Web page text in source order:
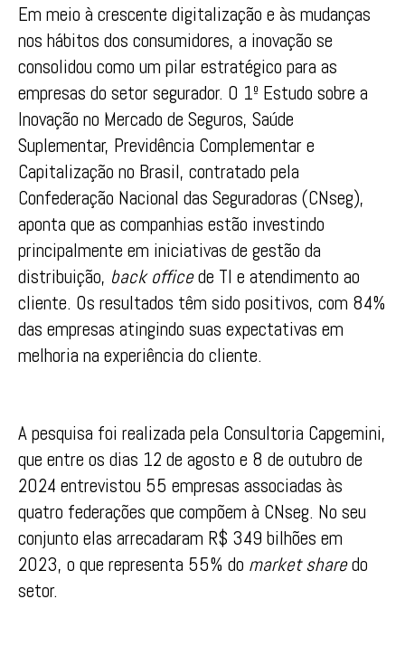
Em meio à crescente digitalização e às mudanças
nos hábitos dos consumidores, a inovação se
consolidou como um pilar estratégico para as
empresas do setor segurador. O 1º Estudo sobre a
Inovação no Mercado de Seguros, Saúde
Suplementar, Previdência Complementar e
Capitalização no Brasil, contratado pela
Confederação Nacional das Seguradoras (CNseg),
aponta que as companhias estão investindo
principalmente em iniciativas de gestão da
distribuição, back officede TI e atendimento ao
cliente. Os resultados têm sido positivos, com 84%
das empresas atingindo suas expectativas em
melhoria na experiência do cliente.
A pesquisa foi realizada pela Consultoria Capgemini,
que entre os dias 12 de agosto e 8 de outubro de
2024 entrevistou 55 empresas associadas às
quatro federações que compõem à CNseg. No seu
conjunto elas arrecadaram R$ 349 bilhões em
2023, o que representa 55% do market sharedo
setor.